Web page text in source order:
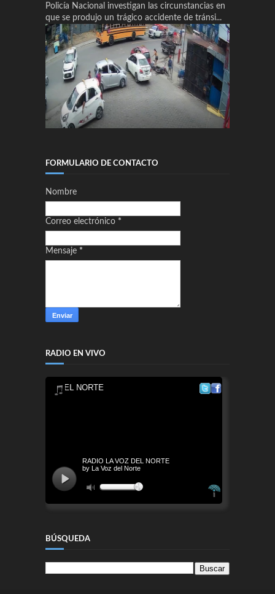
Policía Nacional investigan las circunstancias en
que se produjo un trágico accidente de tránsi...
FORMULARIO DE CONTACTO
Nombre
Correo electrónico *
Mensaje *
RADIO EN VIVO
BÚSQUEDA